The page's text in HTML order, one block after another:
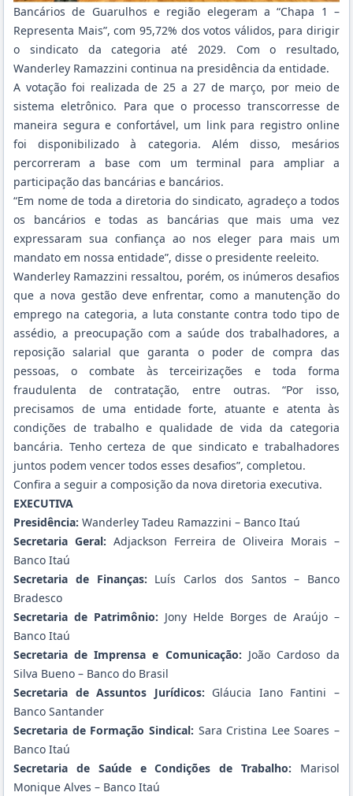
Bancários de Guarulhos e região elegeram a “Chapa 1 –
Representa Mais”, com 95,72% dos votos válidos, para dirigir
o sindicato da categoria até 2029. Com o resultado,
Wanderley Ramazzini continua na presidência da entidade.
A votação foi realizada de 25 a 27 de março, por meio de
sistema eletrônico. Para que o processo transcorresse de
maneira segura e confortável, um link para registro online
foi disponibilizado à categoria. Além disso, mesários
percorreram a base com um terminal para ampliar a
participação das bancárias e bancários.
“Em nome de toda a diretoria do sindicato, agradeço a todos
os bancários e todas as bancárias que mais uma vez
expressaram sua confiança ao nos eleger para mais um
mandato em nossa entidade”, disse o presidente reeleito.
Wanderley Ramazzini ressaltou, porém, os inúmeros desafios
que a nova gestão deve enfrentar, como a manutenção do
emprego na categoria, a luta constante contra todo tipo de
assédio, a preocupação com a saúde dos trabalhadores, a
reposição salarial que garanta o poder de compra das
pessoas, o combate às terceirizações e toda forma
fraudulenta de contratação, entre outras. “Por isso,
precisamos de uma entidade forte, atuante e atenta às
condições de trabalho e qualidade de vida da categoria
bancária. Tenho certeza de que sindicato e trabalhadores
juntos podem vencer todos esses desafios”, completou.
Confira a seguir a composição da nova diretoria executiva.
EXECUTIVA
Presidência: Wanderley Tadeu Ramazzini – Banco Itaú
Secretaria Geral: Adjackson Ferreira de Oliveira Morais –
Banco Itaú
Secretaria de Finanças: Luís Carlos dos Santos – Banco
Bradesco
Secretaria de Patrimônio: Jony Helde Borges de Araújo –
Banco Itaú
Secretaria de Imprensa e Comunicação: João Cardoso da
Silva Bueno – Banco do Brasil
Secretaria de Assuntos Jurídicos: Gláucia Iano Fantini –
Banco Santander
Secretaria de Formação Sindical: Sara Cristina Lee Soares –
Banco Itaú
Secretaria de Saúde e Condições de Trabalho: Marisol
Monique Alves – Banco Itaú